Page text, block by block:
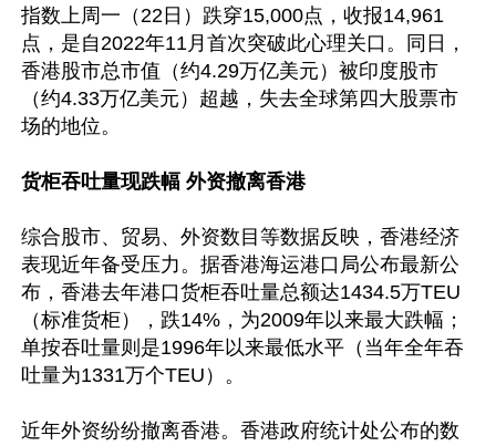
指数上周一（22日）跌穿15,000点，收报14,961
点，是自2022年11月首次突破此心理关口。同日，
香港股市总市值（约4.29万亿美元）被印度股市
（约4.33万亿美元）超越，失去全球第四大股票市
场的地位。
货柜吞吐量现跌幅 外资撤离香港
综合股市、贸易、外资数目等数据反映，香港经济
表现近年备受压力。据香港海运港口局公布最新公
布，香港去年港口货柜吞吐量总额达1434.5万TEU
（标准货柜），跌14%，为2009年以来最大跌幅；
单按吞吐量则是1996年以来最低水平（当年全年吞
吐量为1331万个TEU）。
近年外资纷纷撤离香港。香港政府统计处公布的数